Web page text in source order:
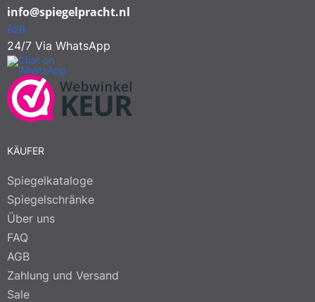
info@spiegelpracht.nl
B2B
24/7 Via WhatsApp
KÄUFER
Spiegelkataloge
Spiegelschränke
Über uns
FAQ
AGB
Zahlung und Versand
Sale